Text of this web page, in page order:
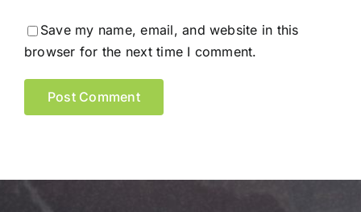
Save my name, email, and website in this
browser for the next time I comment.